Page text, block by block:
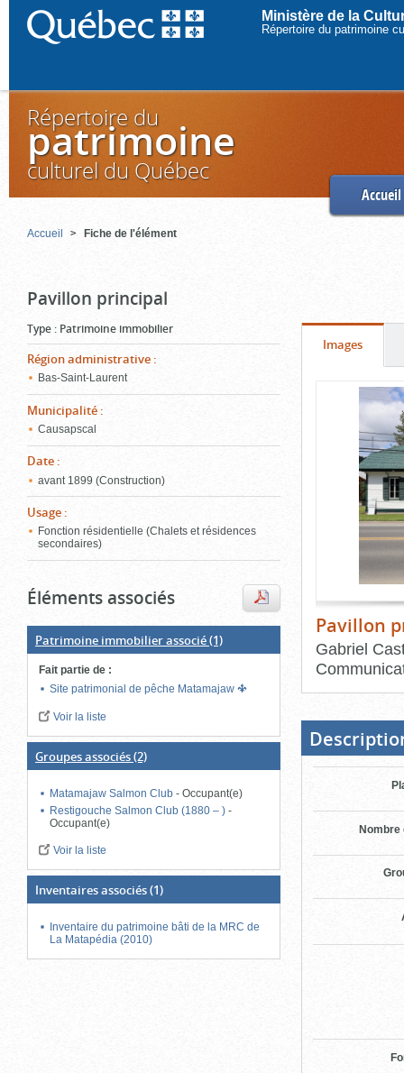
Ministère de la
Répertoire du patrimoine
Répertoire du
patrimoine
culturel du Québec
Accueil
Accueil Fiche de l'élément
Pavillon principal
Type : Patrimoine immobilier
Région administrative :
Bas-Saint-Laurent
Municipalité :
Causapscal
Date :
avant 1899 (Construction)
Usage :
Fonction résidentielle (Chalets et résidences
secondaires)
Éléments associés
Patrimoine immobilier associé(1)
Fait partie de :
Site patrimonial de pêche Matamajaw
Voir la liste
Groupes associés(2)
Matamajaw Salmon Club-Occupant(e)
Restigouche Salmon Club (1880 – )-
Occupant(e)
Voir la liste
Inventaires associés(1)
Inventaire du patrimoine bâti de la MRC de
La Matapédia (2010)
Onglet
Images(cliquer
pour
le
Contenu
l'onglet
Images
Pavillon
Gabriel
bloc
d'onglets
Nombre